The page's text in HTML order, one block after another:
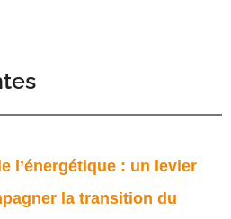
l’énergétique : un levier
la transition du